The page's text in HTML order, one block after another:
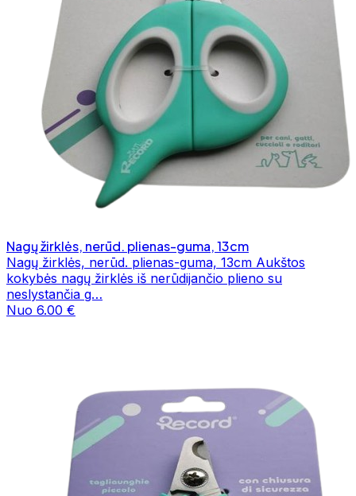
Nagų žirklės, nerūd. plienas-guma, 13cm
Nagų žirklės, nerūd. plienas-guma, 13cm Aukštos
kokybės nagų žirklės iš nerūdijančio plieno su
neslystančia g…
Nuo 6.00 €